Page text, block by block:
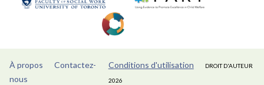
À propos
Contactez-
nous
Conditions d'utilisation DROIT D'AUTEUR
2026